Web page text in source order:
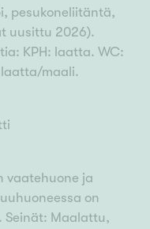
pesukoneliitäntä,
uusittu 2026).
KPH: laatta. WC:
laatta/maali.
vaatehuone ja
on
Maalattu,